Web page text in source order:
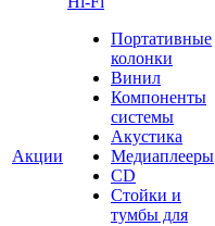
Акции
Портативные
колонки
Винил
Компоненты
системы
Акустика
Медиаплееры
CD
Стойки и
тумбы для